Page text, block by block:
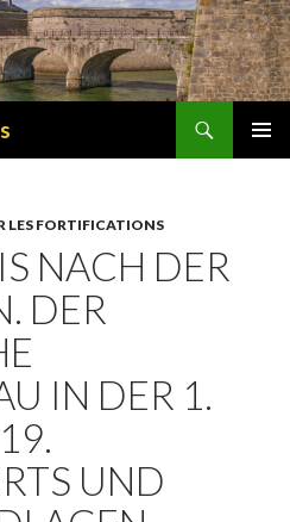
LES FORTIFICATIONS
NACH DER
DER
IN DER 1.
UND